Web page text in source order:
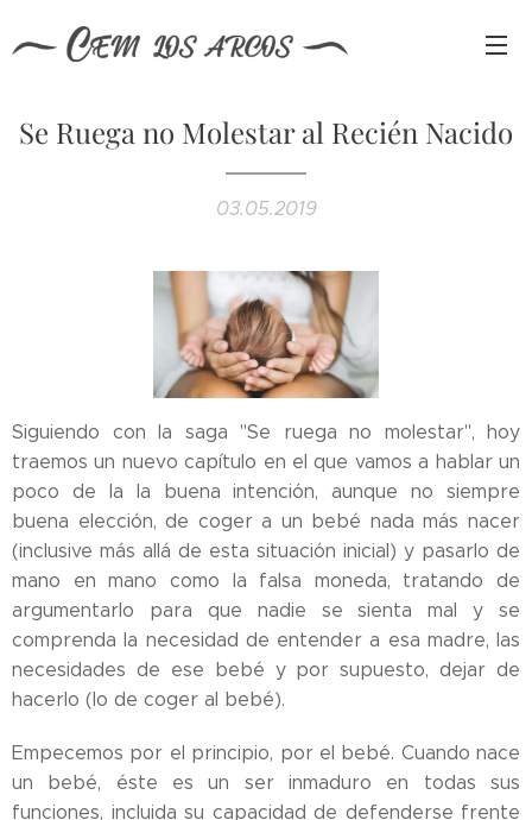
Se Ruega no Molestar al Recién Nacido
03.05.2019
Siguiendo con la saga "Se ruega no molestar", hoy
traemos un nuevo capítulo en el que vamos a hablar un
poco de la la buena intención, aunque no siempre
buena elección, de coger a un bebé nada más nacer
(inclusive más allá de esta situación inicial) y pasarlo de
mano en mano como la falsa moneda, tratando de
argumentarlo para que nadie se sienta mal y se
comprenda la necesidad de entender a esa madre, las
necesidades de ese bebé y por supuesto, dejar de
hacerlo (lo de coger al bebé).
Empecemos por el principio, por el bebé. Cuando nace
un bebé, éste es un ser inmaduro en todas sus
funciones, incluida su capacidad de defenderse frente